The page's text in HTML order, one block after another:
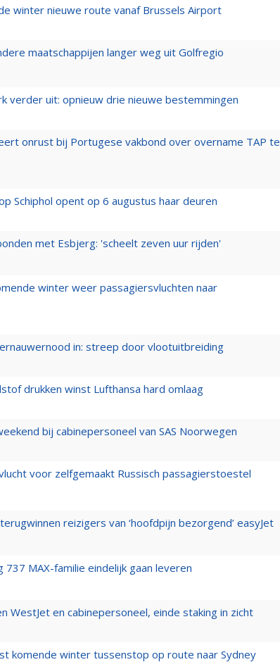
winter nieuwe route vanaf Brussels Airport
maatschappijen langer weg uit Golfregio
verder uit: opnieuw drie nieuwe bestemmingen
onrust bij Portugese vakbond over overname TAP te
Schiphol opent op 6 augustus haar deuren
met Esbjerg: 'scheelt zeven uur rijden'
winter weer passagiersvluchten naar
in: streep door vlootuitbreiding
drukken winst Lufthansa hard omlaag
bij cabinepersoneel van SAS Noorwegen
voor zelfgemaakt Russisch passagierstoestel
reizigers van ‘hoofdpijn bezorgend’ easyJet
MAX-familie eindelijk gaan leveren
WestJet en cabinepersoneel, einde staking in zicht
komende winter tussenstop op route naar Sydney